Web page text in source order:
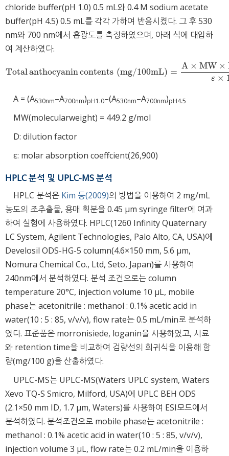
chloride buffer(pH 1.0) 0.5 mL와 0.4 M sodium acetate
buffer(pH 4.5) 0.5 mL를 각각 가하여 반응시켰다. 그 후 530
nm와 700 nm에서 흡광도를 측정하였으며, 아래 식에 대입하
여 계산하였다.
Totalanthocyanincontents (mg/100mL) =
A × MW ×
ε ×
Totalanthocyanincontents(mg/100mL) =A ×MW×D×100ε×
A = (A530nm–A700nm)pH1.0–(A530nm–A700nm)pH4.5
MW(molecularweight) = 449.2 g/mol
D: dilution factor
ε: molar absorption coeffcient(26,900)
HPLC 분석 및 UPLC-MS 분석
HPLC 분석은 Kim 등(2009)의 방법을 이용하여 2 mg/mL
농도의 조추출물, 용매 획분을 0.45 μm syringe filter에 여과
하여 실험에 사용하였다. HPLC(1260 Infinity Quaternary
LC System, Agilent Technologies, Palo Alto, CA, USA)에
Develosil ODS-HG-5 column(4.6×150 mm, 5.6 μm,
Nomura Chemical Co., Ltd, Seto, Japan)를 사용하여
240nm에서 분석하였다. 분석 조건으로는 column
temperature 20°C, injection volume 10 μL, mobile
phase는 acetonitrile : methanol : 0.1% acetic acid in
water(10 : 5 : 85, v/v/v), flow rate는 0.5 mL/min로 분석하
였다. 표준품은 morronisiede, loganin을 사용하였고, 시료
와 retention time을 비교하여 검량선의 회귀식을 이용해 함
량(mg/100 g)을 산출하였다.
UPLC-MS는 UPLC-MS(Waters UPLC system, Waters
Xevo TQ-S Smicro, Milford, USA)에 UPLC BEH ODS
(2.1×50 mm ID, 1.7 μm, Waters)를 사용하여 ESI모드에서
분석하였다. 분석조건으로 mobile phase는 acetonitrile :
methanol : 0.1% acetic acid in water(10 : 5 : 85, v/v/v),
injection volume 3 μL, flow rate는 0.2 mL/min을 이용하